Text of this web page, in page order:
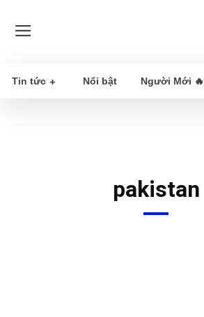
Tin tức Nổi bật Người Mới 🔥
pakistan